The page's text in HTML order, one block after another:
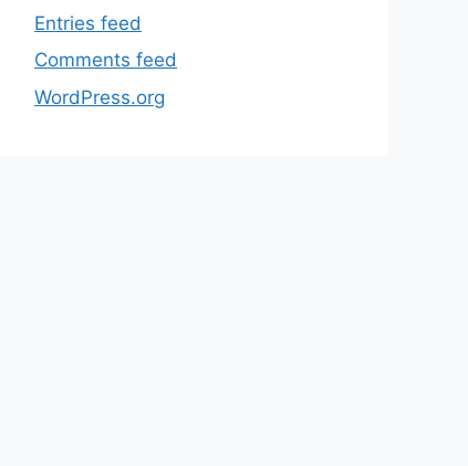
Entries feed
Comments feed
WordPress.org